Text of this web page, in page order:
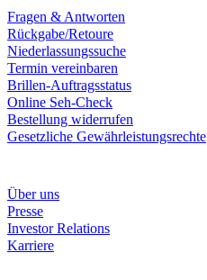
Fragen & Antworten
Rückgabe/Retoure
Niederlassungssuche
Termin vereinbaren
Brillen-Auftragsstatus
Online Seh-Check
Bestellung widerrufen
Gesetzliche Gewährleistungsrechte
Über uns
Presse
Investor Relations
Karriere